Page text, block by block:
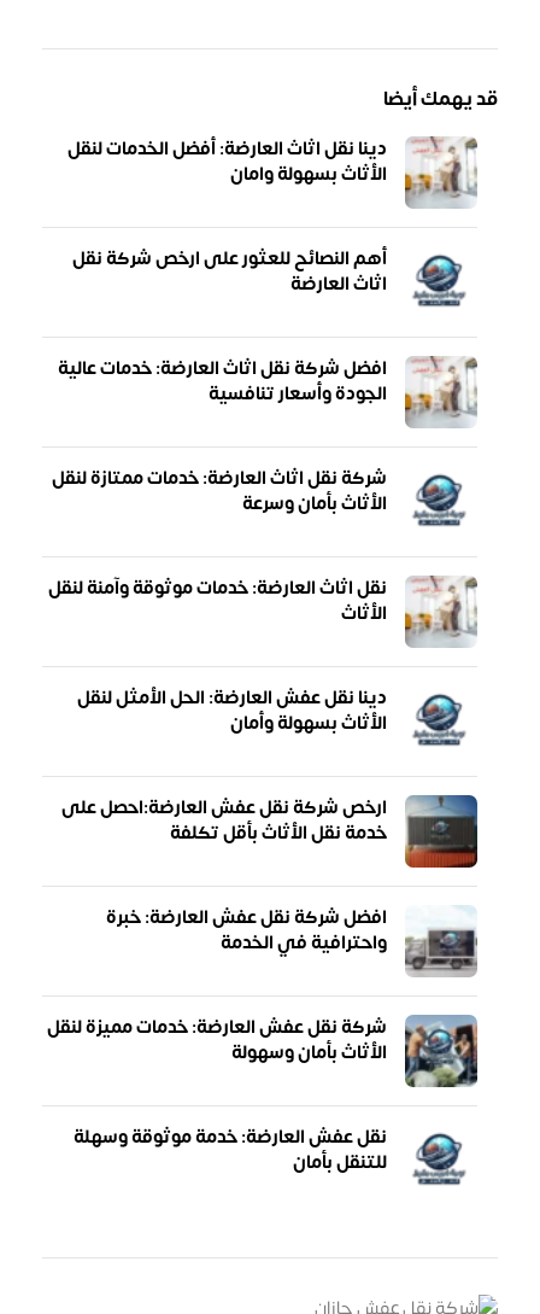
قد يهمك أيضا
دينا نقل اثاث العارضة: أفضل الخدمات لنقل
الأثاث بسهولة وامان
أهم النصائح للعثور على ارخص شركة نقل
اثاث العارضة
افضل شركة نقل اثاث العارضة: خدمات عالية
الجودة وأسعار تنافسية
شركة نقل اثاث العارضة: خدمات ممتازة لنقل
الأثاث بأمان وسرعة
نقل اثاث العارضة: خدمات موثوقة وآمنة لنقل
الأثاث
دينا نقل عفش العارضة: الحل الأمثل لنقل
الأثاث بسهولة وأمان
ارخص شركة نقل عفش العارضة:احصل على
خدمة نقل الأثاث بأقل تكلفة
افضل شركة نقل عفش العارضة: خبرة
واحترافية في الخدمة
شركة نقل عفش العارضة: خدمات مميزة لنقل
الأثاث بأمان وسهولة
نقل عفش العارضة: خدمة موثوقة وسهلة
للتنقل بأمان